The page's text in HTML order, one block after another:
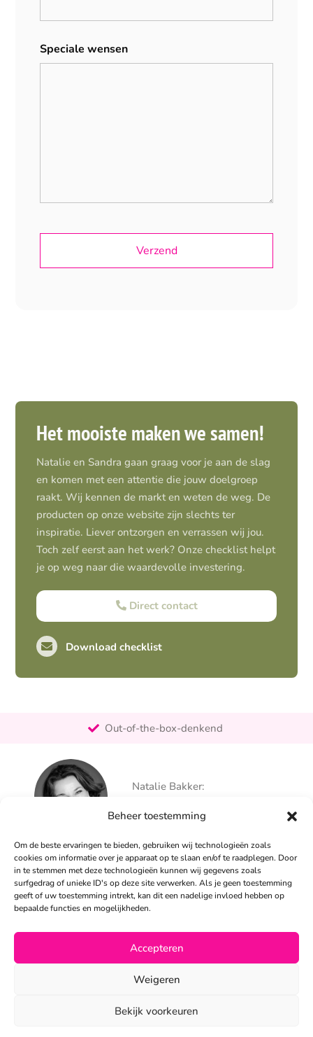
Beheer toestemming
Om de beste ervaringen te bieden, gebruiken wij technologieën zoals
cookies om informatie over je apparaat op te slaan en/of te raadplegen. Door
in te stemmen met deze technologieën kunnen wij gegevens zoals
surfgedrag of unieke ID's op deze site verwerken. Als je geen toestemming
geeft of uw toestemming intrekt, kan dit een nadelige invloed hebben op
bepaalde functies en mogelijkheden.
Accepteren
Weigeren
Bekijk voorkeuren
Speciale wensen
Het mooiste maken we samen!
Natalie en Sandra gaan graag voor je aan de slag
en komen met een attentie die jouw doelgroep
raakt. Wij kennen de markt en weten de weg. De
producten op onze website zijn slechts ter
inspiratie. Liever ontzorgen en verrassen wij jou.
Toch zelf eerst aan het werk? Onze checklist helpt
je op weg naar die waardevolle investering.
Direct contact
Download checklist
Out-of-the-box-denkend
Persoonlijk
Natalie Bakker:
info@alertpromotie.nl
Sandra Peters:
06 – 26 050 230
info@alertpromotie.nl